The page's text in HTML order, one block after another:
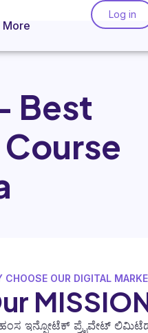
More
Log in
Best
CHOOSE OUR DIGITAL
ಇನ್ಫೋಟೆಕ್ ಪ್ರೈವೇಟ್